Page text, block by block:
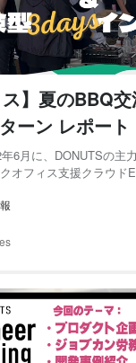
ス】夏のBBQ
ーン レポート
6月に、DONUTSの主
オフィス支援クラウド
推進しており、若手を中
道内の大学や専門学校